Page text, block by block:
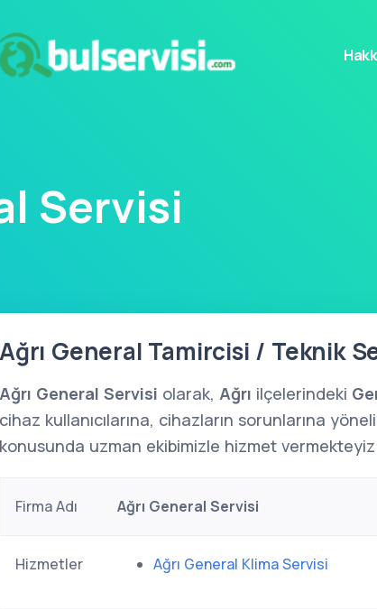
Servisi
Ağrı General Tamircisi / Teknik
Ağrı General Servisi olarak, Ağrı ilçelerindeki
cihaz kullanıcılarına, cihazların sorunlarına
konusunda uzman ekibimizle hizmet
Firma Adı Ağrı General Servisi
Hizmetler Ağrı General Klima Servisi